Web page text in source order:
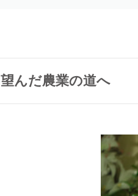
望んだ農業の道へ